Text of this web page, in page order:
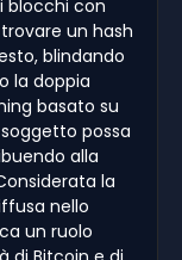
blocchi con
un hash
blindando
la doppia
basato su
possa
alla
la
nello
un ruolo